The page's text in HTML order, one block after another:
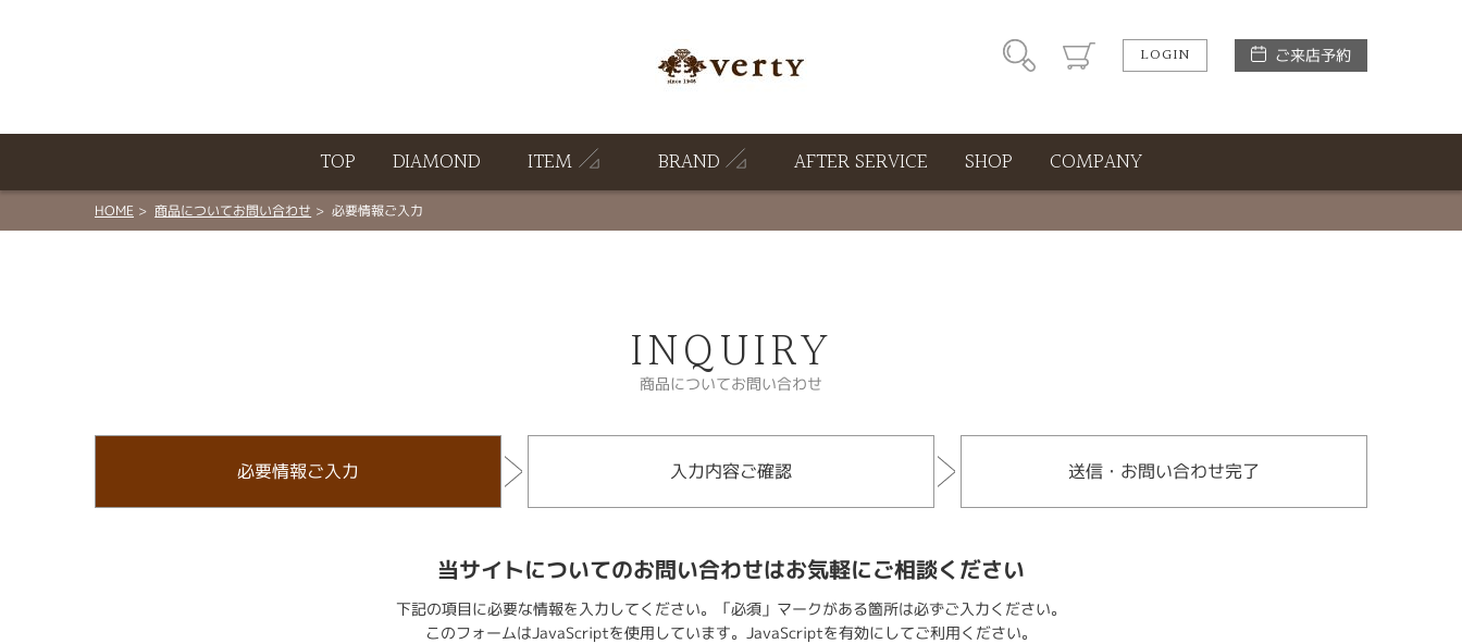
LOGIN ご来店予約
TOP DIAMOND ITEM BRAND AFTER SERVICE SHOP COMPANY
HOME 商品についてお問い合わせ 必要情報ご入力
INQUIRY
商品についてお問い合わせ
必要情報ご入力 入力内容ご確認 送信・お問い合わせ完了
当サイトについてのお問い合わせはお気軽にご相談ください
下記の項目に必要な情報を入力してください。「必須」マークがある箇所は必ずご入力ください。
このフォームはJavaScriptを使用しています。JavaScriptを有効にしてご利用ください。